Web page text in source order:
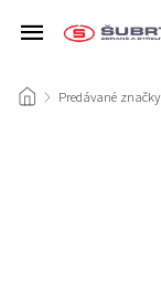
/ Predávané značky